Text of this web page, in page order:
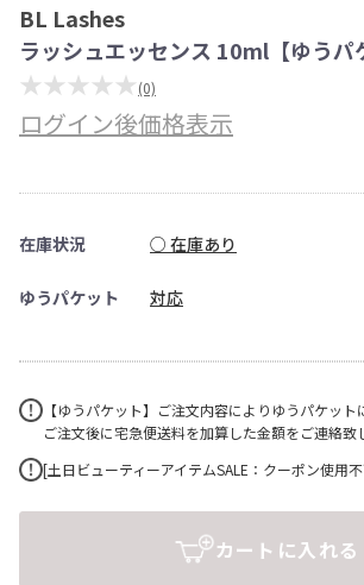
BL Lashes
ラッシュエッセンス 10ml【ゆうパ
★★★★★ (0)
ログイン後価格表示
在庫状況 ○ 在庫あり
ゆうパケット 対応
【ゆうパケット】ご注文内容によりゆうパケット
ご注文後に宅急便送料を加算した金額をご連絡致
[土日ビューティーアイテムSALE：クーポン使用
カートに入れる